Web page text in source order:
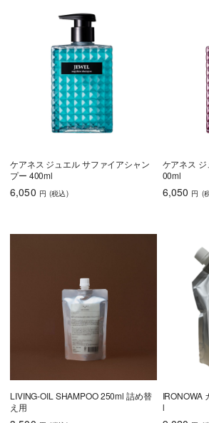
乾燥・パサつき
頭皮が脂っぽい
うねり・くせ毛 色持ち
育毛
ツヤ
広がり・ゴワつ
ケアネス ジュエル サファイアシャン
プー 400ml
6,050 円 (税込)
ケアネス
00ml
6,050 円 (
LIVING-OIL SHAMPOO 250ml 詰め替
え用
IRONOWA
l